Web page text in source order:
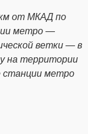
от МКАД по
метро ―
ветки ― в
на территории
станции метро